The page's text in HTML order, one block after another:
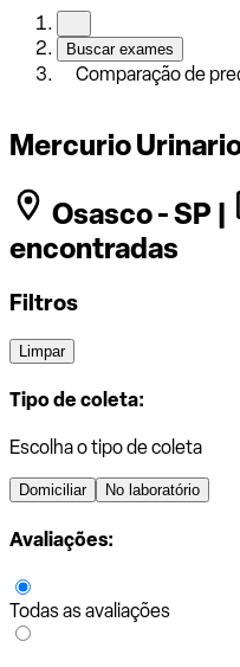
Buscar exames
Comparação de
Mercurio
Osasco - SP |
encontradas
Filtros
Limpar
Tipo de coleta:
Escolha o tipo de coleta
Domiciliar No laboratório
Avaliações:
Todas as avaliações